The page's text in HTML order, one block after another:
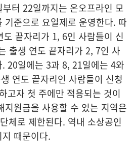
터 22일까지는 온오프라인 모
기준으로 요일제로 운영한다. 따
끝자리가 1, 6인 사람들이 신
출생 연도 끝자리가 2, 7인 사
20일에는 3과 8, 21일에는 4와
연도 끝자리인 사람들이 신청
고자 첫 주에만 적용되는 것이
지원금을 사용할 수 있는 지역은
체로 제한된다. 역내 소상공인
때문이다.